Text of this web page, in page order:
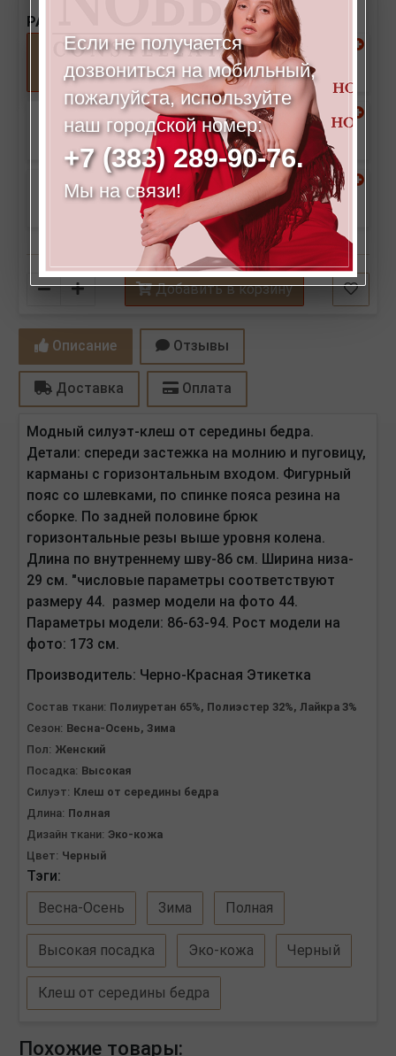
РАЗМЕРЫ:
42 44
46
50 52
Количество Добавить в корзину
Описание Отзывы
Доставка Оплата
Модный силуэт-клеш от середины бедра.
Детали: спереди застежка на молнию и пуговицу,
карманы с горизонтальным входом. Фигурный
пояс со шлевками, по спинке пояса резина на
сборке. По задней половине брюк
горизонтальные резы выше уровня колена.
Длина по внутреннему шву-86 см. Ширина низа-
29 см. "числовые параметры соответствуют
размеру 44. размер модели на фото 44.
Параметры модели: 86-63-94. Рост модели на
фото: 173 см.
Производитель: Черно-Красная Этикетка
Состав ткани: Полиуретан 65%, Полиэстер 32%, Лайкра 3%
Сезон: Весна-Осень, Зима
Пол: Женский
Посадка: Высокая
Силуэт: Клеш от середины бедра
Длина: Полная
Дизайн ткани: Эко-кожа
Цвет: Черный
Тэги:
Весна-Осень
Зима Полная
Высокая посадка Эко-кожа Черный
Клеш от середины бедра
Похожие товары:
Если не получается
дозвониться на мобильный,
пожалуйста, используйте
наш городской номер:
+7 (383) 289-90-76.
Мы на связи!